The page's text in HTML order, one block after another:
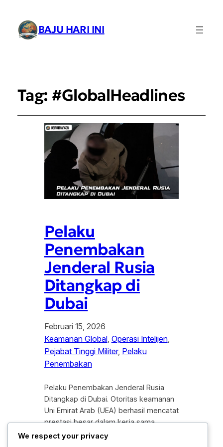
BAJU HARI INI
Tag: #GlobalHeadlines
Pelaku
Penembakan
Jenderal Rusia
Ditangkap di
Dubai
Februari 15, 2026
Keamanan Global, Operasi Intelijen
Pejabat Tinggi Militer, Pelaku
Penembakan
Pelaku Penembakan Jenderal Rusia
Ditangkap di Dubai. Otoritas keamanan
Uni Emirat Arab (UEA) berhasil mencatat
prestasi besar dalam kerja sama
kepolisian internasional setelah
We respect your privacy